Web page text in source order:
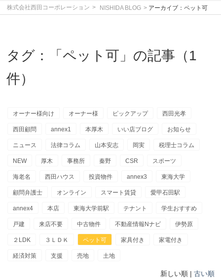
株式会社西田コーポレーション NISHIDA BLOG アーカイブ：ペット可
タグ：「ペット可」の記事（1
件）
オーナー様向け オーナー様 ピックアップ 西田光孝
西田顧問 annex1 本厚木 いい店ブログ お知らせ
ニュース 法律コラム 山本安志 岡実 税理士コラム
NEW 厚木 事務所 秦野 CSR スポーツ
海老名 西田ハウス 投資物件 annex3 東海大学
顧問弁護士 オンライン スマート賃貸 愛甲石田駅
annex4 本店 東海大学前駅 テナント 学生おすすめ
戸建 来店不要 中古物件 不動産情報Nナビ 伊勢原
２LDK ３ＬＤＫ ペット可 家具付き 家電付き
経済対策 支援 売地 土地
新しい順 | 古い順